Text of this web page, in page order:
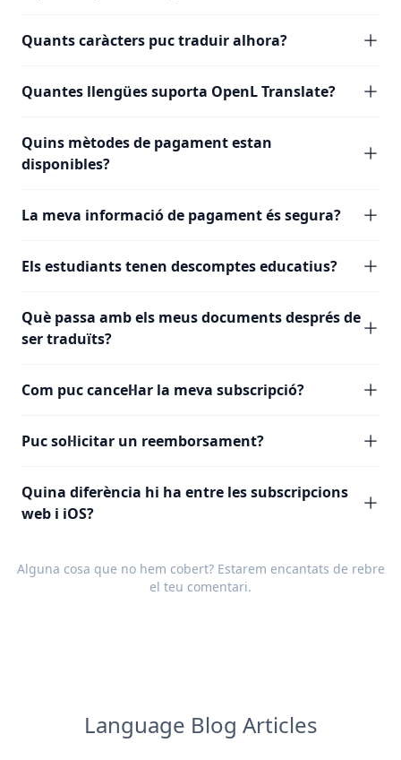
Quants caràcters puc traduir alhora?
Quantes llengües suporta OpenL Translate?
Quins mètodes de pagament estan
disponibles?
La meva informació de pagament és segura?
Els estudiants tenen descomptes educatius?
Què passa amb els meus documents després de
ser traduïts?
Com puc cancel·lar la meva subscripció?
Puc sol·licitar un reemborsament?
Quina diferència hi ha entre les subscripcions
web i iOS?
Alguna cosa que no hem cobert? Estarem encantats de rebre
el teu comentari.
Language Blog Articles